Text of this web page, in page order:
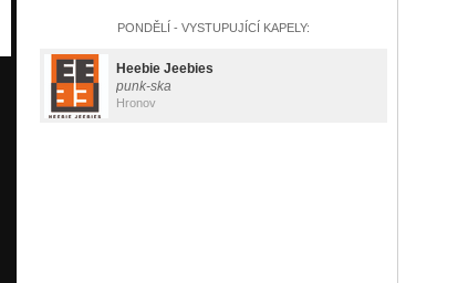
PONDĚLÍ - VYSTUPUJÍCÍ KAPELY:
Heebie Jeebies
punk-ska
Hronov